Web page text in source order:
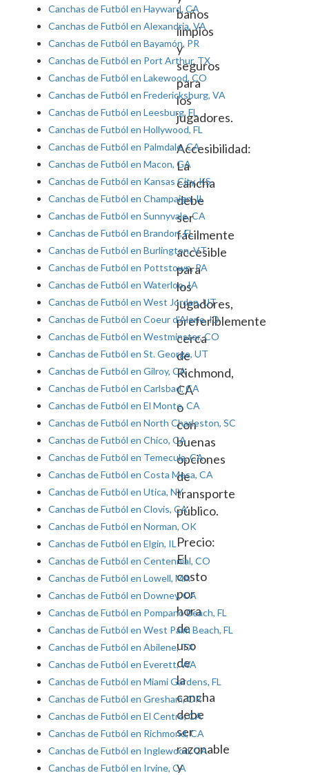
baños
limpios
y
seguros
para
los
jugadores.
Accesibilidad:
La
cancha
debe
ser
fácilmente
accesible
para
los
jugadores,
preferiblemente
cerca
de
Richmond,
CA
o
con
buenas
opciones
de
transporte
público.
Precio:
El
costo
por
hora
de
uso
de
la
cancha
debe
ser
razonable
y
Canchas de Futból en Hayward, CA
Canchas de Futból en Alexandria, VA
Canchas de Futból en Bayamón, PR
Canchas de Futból en Port Arthur, TX
Canchas de Futból en Lakewood, CO
Canchas de Futból en Fredericksburg, VA
Canchas de Futból en Leesburg, FL
Canchas de Futból en Hollywood, FL
Canchas de Futból en Palmdale, CA
Canchas de Futból en Macon, GA
Canchas de Futból en Kansas City, KS
Canchas de Futból en Champaign, IL
Canchas de Futból en Sunnyvale, CA
Canchas de Futból en Brandon, FL
Canchas de Futból en Burlington, VT
Canchas de Futból en Pottstown, PA
Canchas de Futból en Waterloo, IA
Canchas de Futból en West Jordan, UT
Canchas de Futból en Coeur d'Alene, ID
Canchas de Futból en Westminster, CO
Canchas de Futból en St. George, UT
Canchas de Futból en Gilroy, CA
Canchas de Futból en Carlsbad, CA
Canchas de Futból en El Monte, CA
Canchas de Futból en North Charleston, SC
Canchas de Futból en Chico, CA
Canchas de Futból en Temecula, CA
Canchas de Futból en Costa Mesa, CA
Canchas de Futból en Utica, NY
Canchas de Futból en Clovis, CA
Canchas de Futból en Norman, OK
Canchas de Futból en Elgin, IL
Canchas de Futból en Centennial, CO
Canchas de Futból en Lowell, MA
Canchas de Futból en Downey, CA
Canchas de Futból en Pompano Beach, FL
Canchas de Futból en West Palm Beach, FL
Canchas de Futból en Abilene, TX
Canchas de Futból en Everett, WA
Canchas de Futból en Miami Gardens, FL
Canchas de Futból en Gresham, OR
Canchas de Futból en El Centro, CA
Canchas de Futból en Richmond, CA
Canchas de Futból en Inglewood, CA
Canchas de Futból en Irvine, CA